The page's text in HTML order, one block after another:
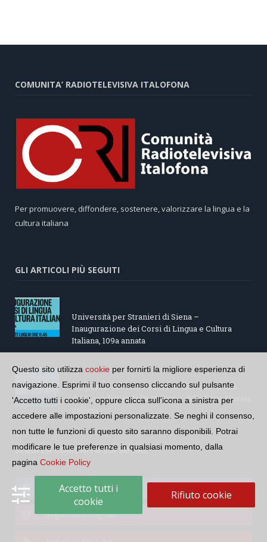
COMUNITA’ RADIOTELEVISIVA ITALOFONA
Per promuovere, diffondere, sostenere, valorizzare la lingua e la
cultura italiana
GLI ARTICOLI PIÙ SEGUITI
Università per Stranieri di Siena –
Inaugurazione dei Corsi di Lingua e Cultura
Italiana, 109a annata
“Le parole del mare”: la serie di video ideata
dall’Accademia della Crusca e dalla Lega Navale
SEGUI LA COMUNITÀ SUI SOCIAL
Seguici su Facebook
Seguici su Instagram
Questo sito utilizza cookie per fornirti la migliore esperienza di
navigazione. Esprimi il tuo consenso cliccando sul pulsante
'Accetto tutti i cookie', oppure clicca sull'icona a sinistra per
accedere alle impostazioni personalizzate. Se neghi il consenso,
non tutte le funzioni di questo sito saranno disponibili. Potrai
modificare le tue preferenze in qualsiasi momento, dalla
pagina Cookie Policy
Accetto tutti i
cookie
Rifiuto cookie